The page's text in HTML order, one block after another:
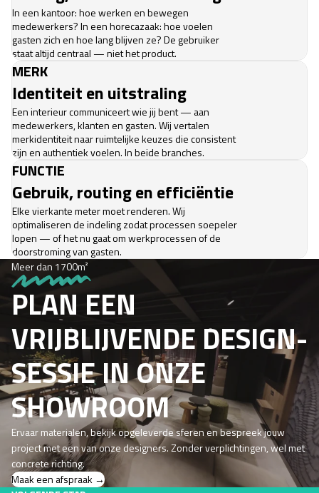
In een kantoor: hoe werken en bewegen
medewerkers? In een horecazaak: hoe voelen
gasten zich en hoe lang blijven ze? De gebruiker
staat altijd centraal — niet het product.
MERK
Identiteit en uitstraling
Een interieur communiceert wie jij bent — aan
medewerkers, klanten en gasten. Wij vertalen
merkidentiteit naar ruimtelijke keuzes die consistent
zijn en authentiek voelen. In beide branches.
FUNCTIE
Gebruik, routing en efficiëntie
Elke vierkante meter moet renderen. Wij
optimaliseren de indeling zodat processen soepeler
lopen — of het nu gaat om werkprocessen of de
doorstroming van gasten.
Meer dan 1700m²
PLAN EEN
VRIJBLIJVENDE DESIGN­
SESSIE IN ONZE
SHOWROOM
Ervaar materialen, bekijk opgeleverde sferen en bespreek jouw
project met een van onze designers. Zonder verplichtingen, wel met
concrete richting.
Maak een afspraak →